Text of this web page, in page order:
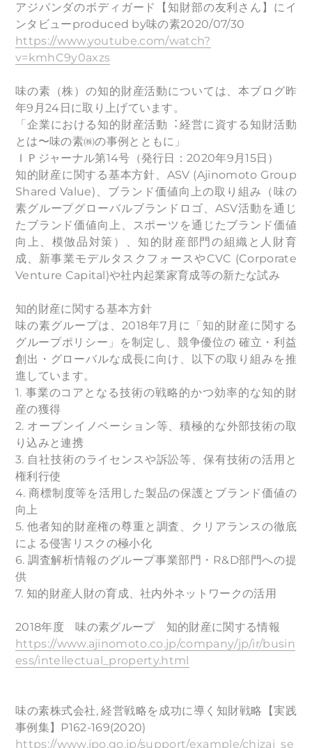
アジパンダのボディガード【知財部の友利さん】にイ
ンタビューproduced by味の素2020/07/30
https://www.youtube.com/watch?
v=kmhC9y0axzs
味の素（株）の知的財産活動については、本ブログ昨
年9月24日に取り上げています。
「企業における知的財産活動︓経営に資する知財活動
とは〜味の素㈱の事例とともに」
ＩＰジャーナル第14号（発行日：2020年9月15日）
知的財産に関する基本方針、ASV (Ajinomoto Group
Shared Value)、ブランド価値向上の取り組み（味の
素グループグローバルブランドロゴ、ASV活動を通じ
たブランド価値向上、スポーツを通じたブランド価値
向上、模倣品対策）、知的財産部門の組織と人財育
成、新事業モデルタスクフォースやCVC (Corporate
Venture Capital)や社内起業家育成等の新たな試み
知的財産に関する基本方針
味の素グループは、2018年7月に「知的財産に関する
グループポリシー」を制定し、競争優位の 確立・利益
創出・グローバルな成長に向け、以下の取り組みを推
進しています。
1. 事業のコアとなる技術の戦略的かつ効率的な知的財
産の獲得
2. オープンイノベーション等、積極的な外部技術の取
り込みと連携
3. 自社技術のライセンスや訴訟等、保有技術の活用と
権利行使
4. 商標制度等を活用した製品の保護とブランド価値の
向上
5. 他者知的財産権の尊重と調査、クリアランスの徹底
による侵害リスクの極小化
6. 調査解析情報のグループ事業部門・R&D部門への提
供
7. 知的財産人財の育成、社内外ネットワークの活用
2018年度 味の素グループ 知的財産に関する情報
https://www.ajinomoto.co.jp/company/jp/ir/busin
ess/intellectual_property.html
味の素株式会社, 経営戦略を成功に導く知財戦略【実践
事例集】P162-169(2020)
https://www.jpo.go.jp/support/example/chizai_se